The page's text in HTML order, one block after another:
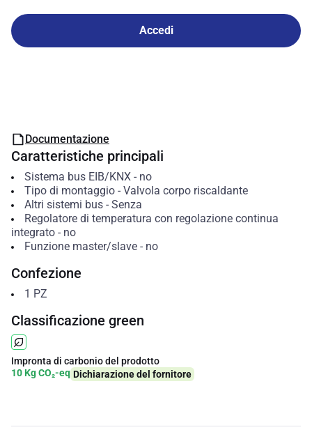
Accedi
Documentazione
Caratteristiche principali
Sistema bus EIB/KNX- no
Tipo di montaggio- Valvola corpo riscaldante
Altri sistemi bus- Senza
Regolatore di temperatura con regolazione continua
integrato - no
Funzione master/slave- no
Confezione
1 PZ
Classificazione green
Impronta di carbonio del prodotto
10 Kg CO₂-eq Dichiarazione del fornitore